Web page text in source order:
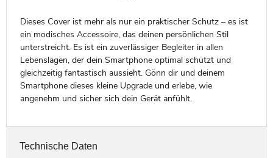
Dieses Cover ist mehr als nur ein praktischer Schutz – es ist
ein modisches Accessoire, das deinen persönlichen Stil
unterstreicht. Es ist ein zuverlässiger Begleiter in allen
Lebenslagen, der dein Smartphone optimal schützt und
gleichzeitig fantastisch aussieht. Gönn dir und deinem
Smartphone dieses kleine Upgrade und erlebe, wie
angenehm und sicher sich dein Gerät anfühlt.
Technische Daten